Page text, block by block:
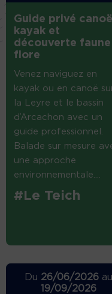
Guide privé
kayak et
découverte faune
flore
Venez naviguez en
kayak ou en canoë
la Leyre et le bassin
d’Arcachon avec un
guide professionnel.
Balade sur mesure
une approche
environnementale....
#Le Teich
Du 26/06/2026 au
19/09/2026